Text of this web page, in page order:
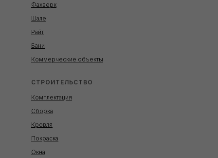
Фахверк
Шале
Райт
Бани
Коммерческие объекты
СТРОИТЕЛЬСТВО
Комплектация
Сборка
Кровля
Покраска
Окна